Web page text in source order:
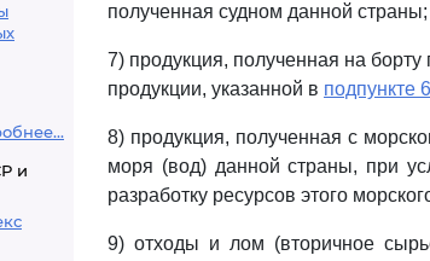
и
полученная судном данной страны;
7) продукция, полученная на
продукции, указанной в подпункте 6
8) продукция, полученная с
моря (вод) данной страны, при
разработку ресурсов этого
9) отходы и лом (вторичное